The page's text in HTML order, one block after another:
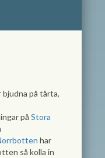
bjudna på tårta,
på Stora
har
så kolla in